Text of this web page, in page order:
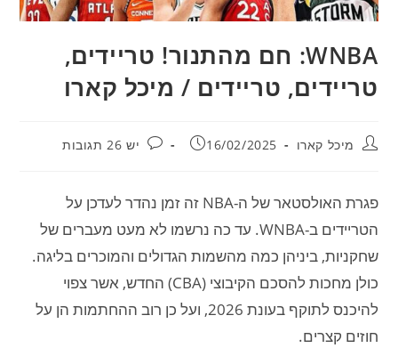
WNBA: חם מהתנור! טריידים,
טריידים, טריידים / מיכל קארו
מחבר:מיכל קארו פורסם:
16/02/2025 תגובות:
יש 26 תגובות
פגרת האולסטאר של ה-NBA זה זמן נהדר לעדכן על
הטריידים ב-WNBA. עד כה נרשמו לא מעט מעברים של
שחקניות, ביניהן כמה מהשמות הגדולים והמוכרים בליגה.
כולן מחכות להסכם הקיבוצי (CBA) החדש, אשר צפוי
להיכנס לתוקף בעונת 2026, ועל כן רוב ההחתמות הן על
חוזים קצרים.